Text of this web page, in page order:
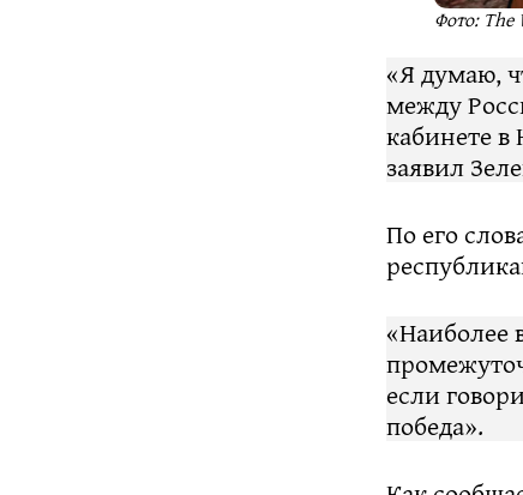
Фото: The
«Я думаю,
между
кабинете в
заявил
По его
«Наиболее
если
победа».